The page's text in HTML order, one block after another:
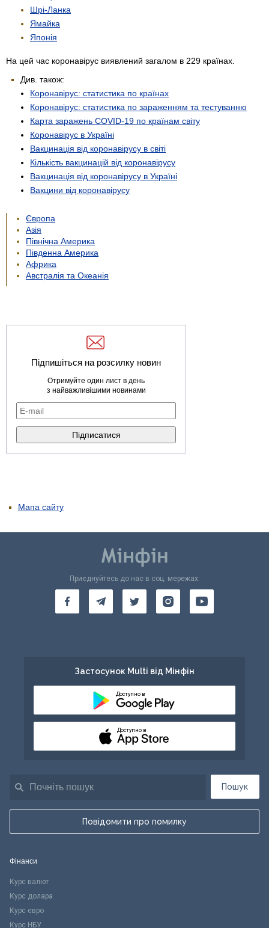
Шрі-Ланка
Ямайка
Японія
На цей час коронавірус виявлений загалом в 229 країнах.
Див. також:
Коронавірус: статистика по країнах
Коронавірус: статистика по зараженням та тестуванню
Карта заражень COVID-19 по країнам світу
Коронавірус в Україні
Вакцинація від коронавірусу в світі
Кількість вакцинацій від коронавірусу
Вакцинація від коронавірусу в Україні
Вакцини від коронавірусу
Європа
Азія
Північна Америка
Південна Америка
Африка
Австралія та Океанія
Підпишіться на розсилку новин
Отримуйте один лист в день
з найважливішими новинами
Мапа сайту
Пошук
Повідомити про помилку
Приєднуйтесь до нас в соц. мережах:
Застосунок Multi від Мінфін
Доступно в
Доступно в
Фінанси
Курс валют
Курс долара
Курс євро
Курс НБУ